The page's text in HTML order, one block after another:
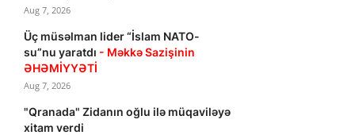
Aug 7, 2026
Üç müsəlman lider “İslam NATO-
su”nu yaratdı - Məkkə Sazişinin
ƏHƏMİYYƏTİ
Aug 7, 2026
"Qranada" Zidanın oğlu ilə müqaviləyə
xitam verdi